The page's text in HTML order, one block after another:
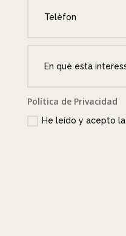
Política de Privacidad
He leído y acepto la